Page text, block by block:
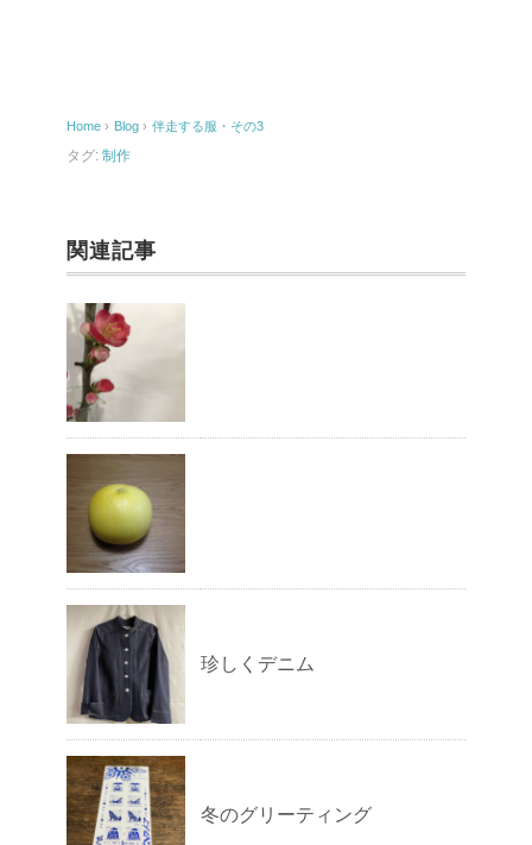
o
o
Home › Blog › 伴走する服・その3
タグ: 制作
関連記事
珍しくデニム
冬のグリーティング